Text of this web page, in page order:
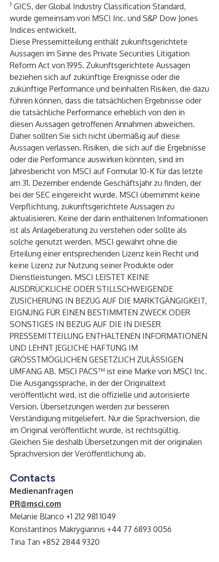
1 GICS, der Global Industry Classification Standard,
wurde gemeinsam von MSCI Inc. und S&P Dow Jones
Indices entwickelt.
Diese Pressemitteilung enthält zukunftsgerichtete
Aussagen im Sinne des Private Securities Litigation
Reform Act von 1995. Zukunftsgerichtete Aussagen
beziehen sich auf zukünftige Ereignisse oder die
zukünftige Performance und beinhalten Risiken, die dazu
führen können, dass die tatsächlichen Ergebnisse oder
die tatsächliche Performance erheblich von den in
diesen Aussagen getroffenen Annahmen abweichen.
Daher sollten Sie sich nicht übermäßig auf diese
Aussagen verlassen. Risiken, die sich auf die Ergebnisse
oder die Performance auswirken könnten, sind im
Jahresbericht von MSCI auf Formular 10-K für das letzte
am 31. Dezember endende Geschäftsjahr zu finden, der
bei der SEC eingereicht wurde. MSCI übernimmt keine
Verpflichtung, zukunftsgerichtete Aussagen zu
aktualisieren. Keine der darin enthaltenen Informationen
ist als Anlageberatung zu verstehen oder sollte als
solche genutzt werden. MSCI gewährt ohne die
Erteilung einer entsprechenden Lizenz kein Recht und
keine Lizenz zur Nutzung seiner Produkte oder
Dienstleistungen. MSCI LEISTET KEINE
AUSDRÜCKLICHE ODER STILLSCHWEIGENDE
ZUSICHERUNG IN BEZUG AUF DIE MARKTGÄNGIGKEIT,
EIGNUNG FÜR EINEN BESTIMMTEN ZWECK ODER
SONSTIGES IN BEZUG AUF DIE IN DIESER
PRESSEMITTEILUNG ENTHALTENEN INFORMATIONEN
UND LEHNT JEGLICHE HAFTUNG IM
GRÖSSTMÖGLICHEN GESETZLICH ZULÄSSIGEN
UMFANG AB. MSCI PACS™ ist eine Marke von MSCI Inc.
Die Ausgangssprache, in der der Originaltext
veröffentlicht wird, ist die offizielle und autorisierte
Version. Übersetzungen werden zur besseren
Verständigung mitgeliefert. Nur die Sprachversion, die
im Original veröffentlicht wurde, ist rechtsgültig.
Gleichen Sie deshalb Übersetzungen mit der originalen
Sprachversion der Veröffentlichung ab.
Contacts
Medienanfragen
PR@msci.com
Melanie Blanco +1 212 981 1049
Konstantinos Makrygiannis +44 77 6893 0056
Tina Tan +852 2844 9320